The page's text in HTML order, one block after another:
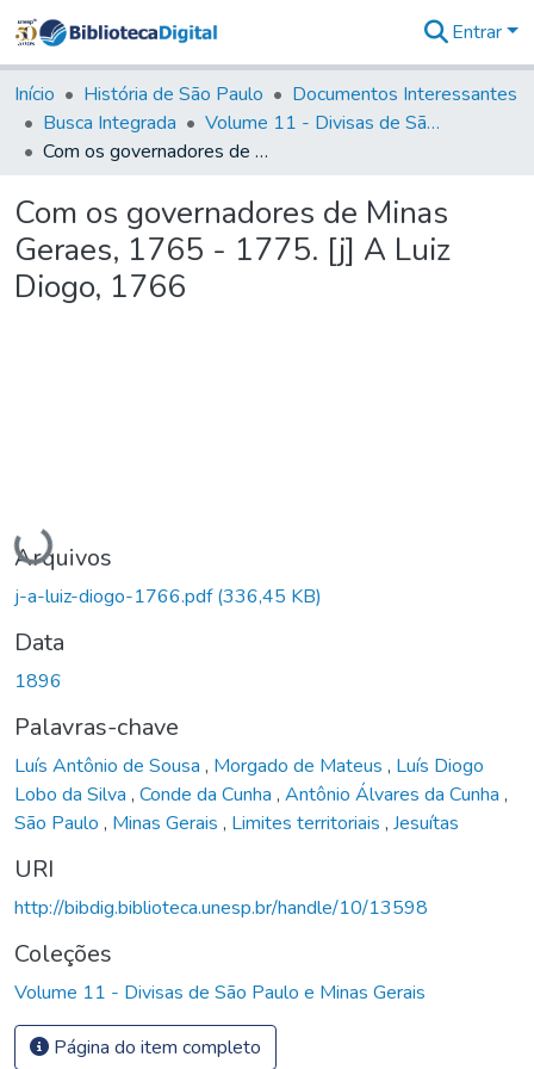
&
Coleções
Tudo na
Biblioteca
Estatísticas
Entrar
Início História de São Paulo
Documentos Interessantes
Busca Integrada
Volume 11 - Divisas de São Paulo e Minas Gerais
Com os governadores de Minas Geraes, 1765 - 1775. [j] A Luiz Diogo, 1766
Com os governadores de Minas
Geraes, 1765 - 1775. [j] A Luiz
Diogo, 1766
Carregando...
Arquivos
j-a-luiz-diogo-1766.pdf(336,45 KB)
Data
1896
Palavras-chave
Luís Antônio de Sousa , Morgado de Mateus , Luís Diogo
Lobo da Silva , Conde da Cunha , Antônio Álvares da Cunha ,
São Paulo , Minas Gerais , Limites territoriais , Jesuítas
URI
http://bibdig.biblioteca.unesp.br/handle/10/13598
Coleções
Volume 11 - Divisas de São Paulo e Minas Gerais
Página do item completo